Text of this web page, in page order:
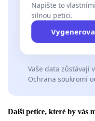
Napište to
silnou petici.
Vaše data zůstávají
Ochrana soukromí
Další petice, které by vás